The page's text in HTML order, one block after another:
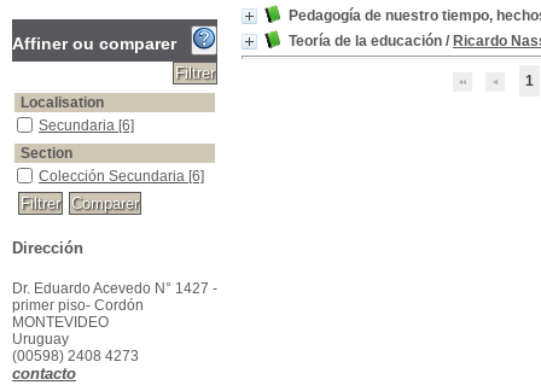
Pedagogía de nuestro tiempo,
Teoría de la educación / Ricardo
1
Affiner ou comparer
Localisation
Secundaria [6]
Section
Colección Secundaria [6]
Dirección
Dr. Eduardo Acevedo N° 1427 -
primer piso- Cordón
MONTEVIDEO
Uruguay
(00598) 2408 4273
contacto